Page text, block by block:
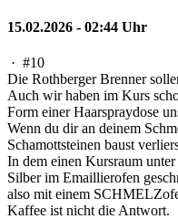
15.02.2026 - 02:44 Uhr
· #10
Die Rothberger Brenner
Auch wir haben im Kurs
Form einer Haarspraydose
Wenn du dir an deinem
Schamottsteinen baust
In dem einen Kursraum
Silber im Emaillierofen
also mit einem
Kaffee ist nicht die Antwort.